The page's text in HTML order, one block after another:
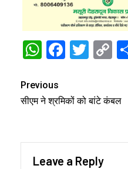
WhatsApp
Previous
सीएम ने श्रमिकों को बांटे कंबल
Leave a Reply